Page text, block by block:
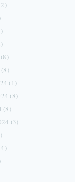
(8)
(1)
(8)
(8)
(3)